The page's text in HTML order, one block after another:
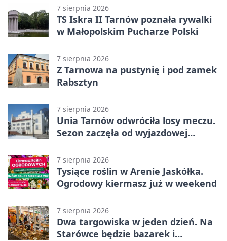
7 sierpnia 2026
TS Iskra II Tarnów poznała rywalki
w Małopolskim Pucharze Polski
7 sierpnia 2026
Z Tarnowa na pustynię i pod zamek
Rabsztyn
7 sierpnia 2026
Unia Tarnów odwróciła losy meczu.
Sezon zaczęła od wyjazdowej
7 sierpnia 2026
Tysiące roślin w Arenie Jaskółka.
Ogrodowy kiermasz już w weekend
7 sierpnia 2026
Dwa targowiska w jeden dzień. Na
Starówce będzie bazarek i